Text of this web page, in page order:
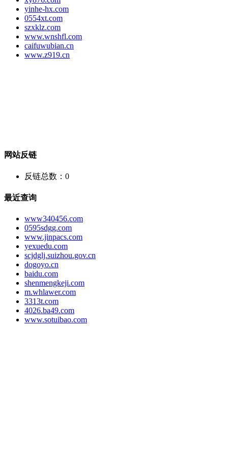
yinhe-hx.com
0554xt.com
szxklz.com
www.wnshfl.com
caifuwubian.cn
www.z919.cn
网站反链
反链总数： 0
最近查询
www340456.com
0595sdgg.com
www.jinpacs.com
yexuedu.com
scjdglj.suizhou.gov.cn
dogoyo.cn
baidu.com
shenmengkeji.com
m.whlawer.com
3313t.com
4026.ba49.com
www.sotuibao.com